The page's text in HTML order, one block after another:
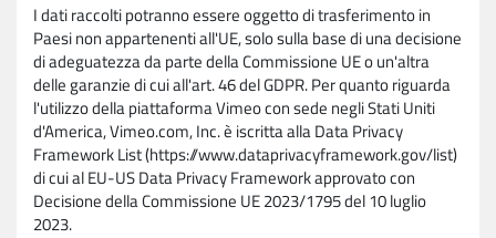
I dati raccolti potranno essere oggetto di trasferimento in
Paesi non appartenenti all'UE, solo sulla base di una decisione
di adeguatezza da parte della Commissione UE o un'altra
delle garanzie di cui all'art. 46 del GDPR. Per quanto riguarda
l'utilizzo della piattaforma Vimeo con sede negli Stati Uniti
d'America, Vimeo.com, Inc. è iscritta alla Data Privacy
Framework List (https://www.dataprivacyframework.gov/list)
di cui al EU-US Data Privacy Framework approvato con
Decisione della Commissione UE 2023/1795 del 10 luglio
2023.